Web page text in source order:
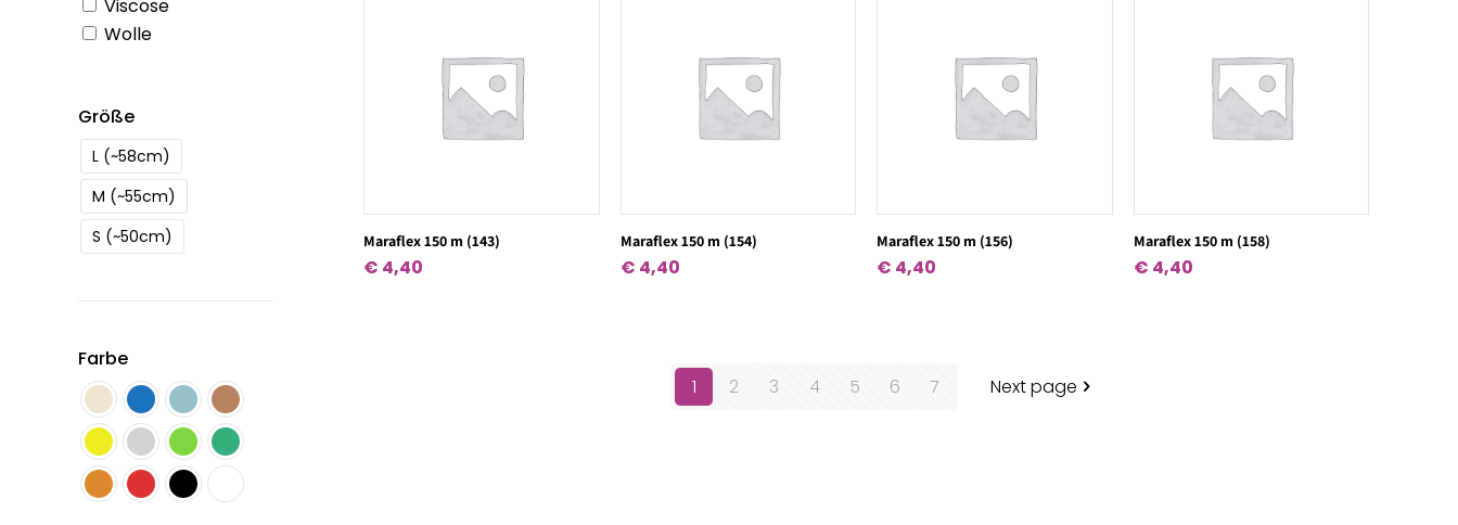
Viscose
Wolle
Größe
L (~58cm)
M (~55cm)
S (~50cm)
Farbe
Maraflex 150 m (143)
€ 4,40
Maraflex 150 m (154)
€ 4,40
Maraflex 150 m (156)
€ 4,40
Maraflex 150 m (158)
€ 4,40
1 2 3 4 5 6 7 Next page